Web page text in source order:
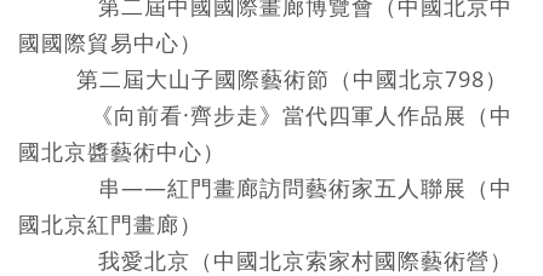
第二屆中國國際畫廊博覽會（中國北京中
國國際貿易中心）
第二屆大山子國際藝術節（中國北京798）
《向前看·齊步走》當代四軍人作品展（中
國北京醬藝術中心）
串——紅門畫廊訪問藝術家五人聯展（中
國北京紅門畫廊）
我愛北京（中國北京索家村國際藝術營）